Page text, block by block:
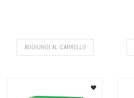
AGGIUNGI AL CARRELLO